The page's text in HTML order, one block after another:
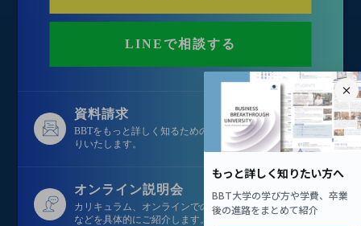
LINEで相談する
資料請求
BBTをもっと詳しく知るための資料を無料でお送
りいたします。
オンライン説明会
カリキュラム、オンラインでの学び方、学生情報
などを具体的にご紹介します。